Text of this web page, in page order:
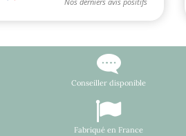
Conseiller disponible
Fabriqué en France